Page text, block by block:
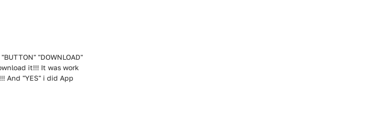
"DOWNLOAD"
it!!! It was work
And "YES" i did App